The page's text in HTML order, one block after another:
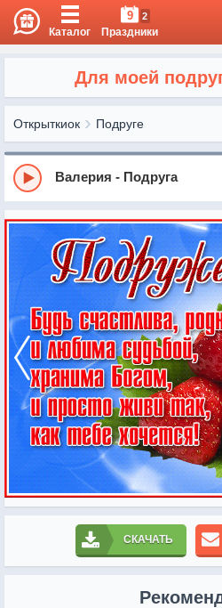
Каталог
9 2
Праздники
Для моей
Открыткиок Подруге
Валерия - Подруга
СКАЧАТЬ